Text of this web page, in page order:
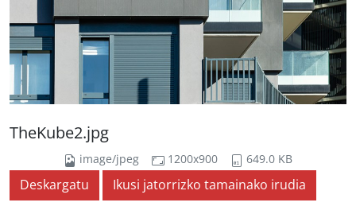
TheKube2.jpg
image/jpeg 1200x900 649.0 KB
Deskargatu Ikusi jatorrizko tamainako irudia